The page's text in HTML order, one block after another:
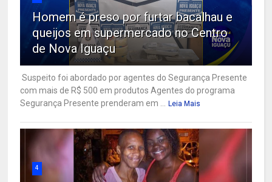
Homem é preso por furtar bacalhau e
queijos em supermercado no Centro
de Nova Iguaçu
Suspeito foi abordado por agentes do Segurança Presente
com mais de R$ 500 em produtos Agentes do programa
Segurança Presente prenderam em ... Leia Mais
4